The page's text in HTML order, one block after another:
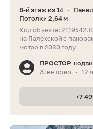
8-й этаж из 14 •
Потолки 2,64 м
Код объекта:
на Палехской с
метро в 2030 году
ПРОСТОР-
Агентство
• 12
+7